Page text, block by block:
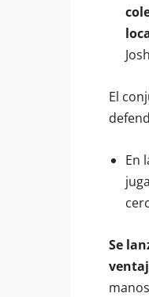
El
En
Se